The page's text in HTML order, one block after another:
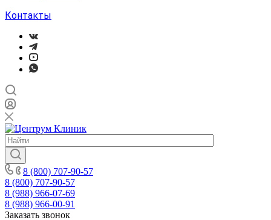
Контакты
8 (800) 707-90-57
8 (800) 707-90-57
8 (988) 966-07-69
8 (988) 966-00-91
Заказать звонок